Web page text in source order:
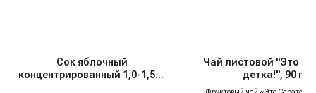
Сок яблочный
концентрированный 1,0-1,5%
Чай листовой "Это
детка!", 90 гр